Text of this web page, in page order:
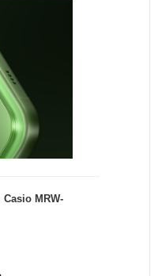
MRW-